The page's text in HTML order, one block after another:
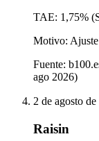
TAE: 1,75%
Motivo:
Fuente:
ago 2026)
2 de agosto
Raisin